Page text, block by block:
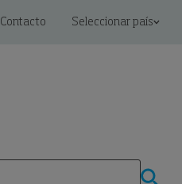
Contacto Seleccionar país